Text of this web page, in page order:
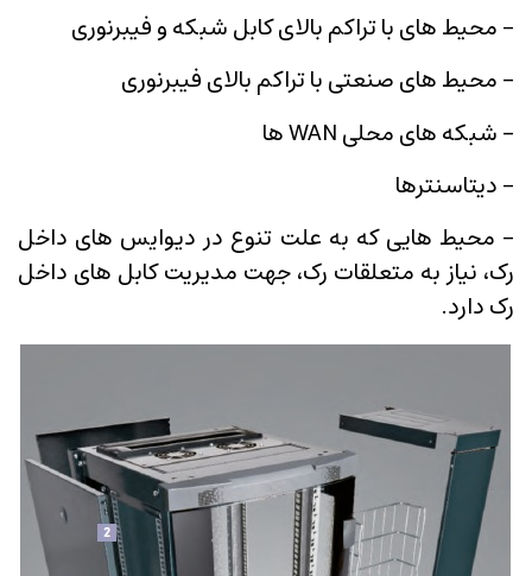
- محیط های با تراکم بالای کابل شبکه و فیبرنوری
- محیط های صنعتی با تراکم بالای فیبرنوری
- شبکه های محلی WAN ها
- دیتاسنترها
- محیط هایی که به علت تنوع در دیوایس های داخل
رک، نیاز به متعلقات رک، جهت مدیریت کابل های داخل
رک دارد.